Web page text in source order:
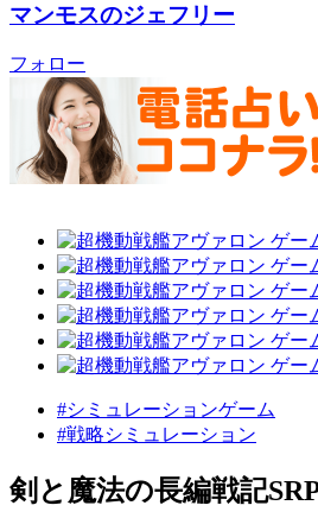
マンモスのジェフリー
フォロー
#シミュレーションゲーム
#戦略シミュレーション
剣と魔法の長編戦記